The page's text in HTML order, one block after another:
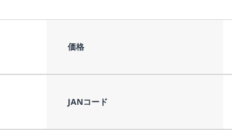
価格
JANコード